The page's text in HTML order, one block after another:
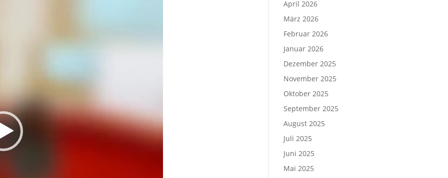
April 2026
März 2026
Februar 2026
Januar 2026
Dezember 2025
November 2025
Oktober 2025
September 2025
August 2025
Juli 2025
Juni 2025
Mai 2025